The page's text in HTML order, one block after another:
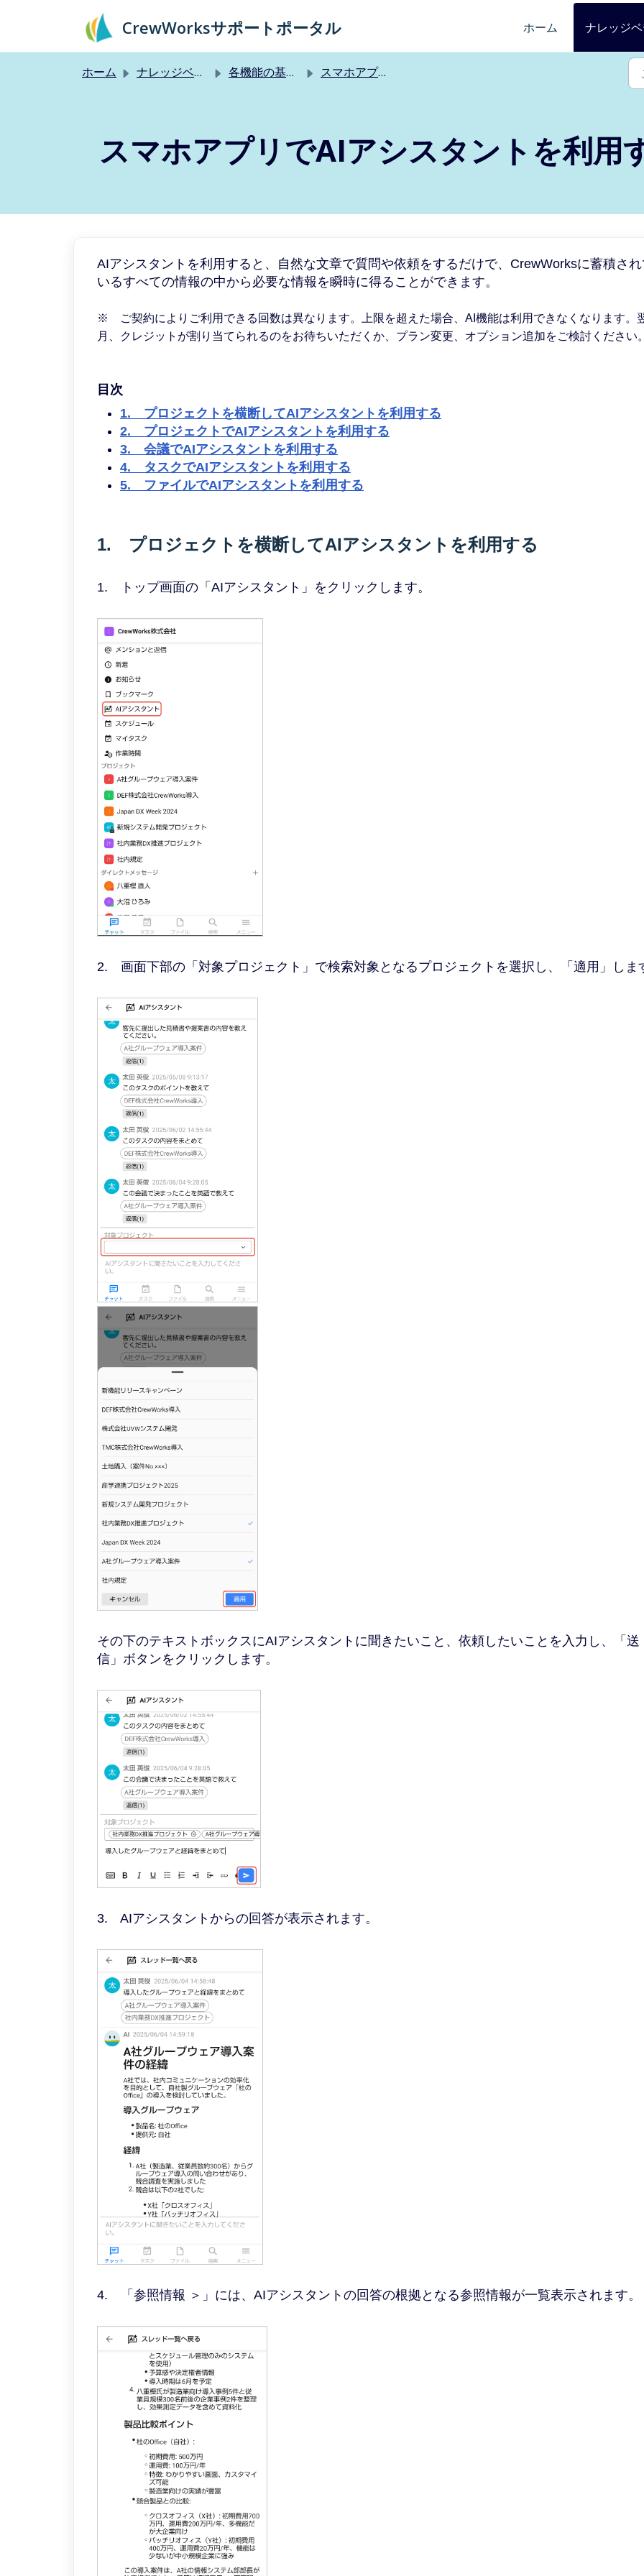
CrewWorksサポートポータル ホーム ナレッジ
ホーム ナレッジベース 各機能の基本的な使い方 スマホアプリ/タブレット
スマホアプリでAIアシスタントを利用
AIアシスタントを利用すると、自然な文章で質問や依頼をするだけで、CrewWorksに蓄積さ
いるすべての情報の中から必要な情報を瞬時に得ることができます。
※ ご契約によりご利用できる回数は異なります。上限を超えた場合、AI機能は利用できなくなります。
月、クレジットが割り当てられるのをお待ちいただくか、プラン変更、オプション追加をご検討ください
目次
1. プロジェクトを横断してAIアシスタントを利用する
2. プロジェクトでAIアシスタントを利用する
3. 会議でAIアシスタントを利用する
4. タスクでAIアシスタントを利用する
5. ファイルでAIアシスタントを利用する
1. プロジェクトを横断してAIアシスタントを利用する
1. トップ画面の「AIアシスタント」をクリックします。
2. 画面下部の「対象プロジェクト」で検索対象となるプロジェクトを選択し、「適用」しま
その下のテキストボックスにAIアシスタントに聞きたいこと、依頼したいことを入力し、「送
信」ボタンをクリックします。
3. AIアシスタントからの回答が表示されます。
4. 「参照情報 ＞」には、AIアシスタントの回答の根拠となる参照情報が一覧表示されます。